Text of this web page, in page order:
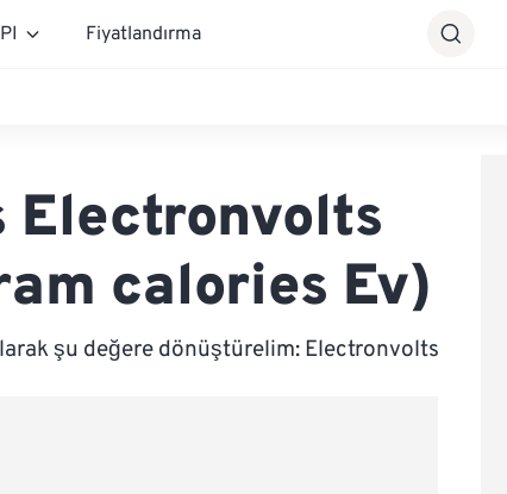
Fiyatlandırma
Electronvolts
calories Ev)
şu değere dönüştürelim: Electronvolts